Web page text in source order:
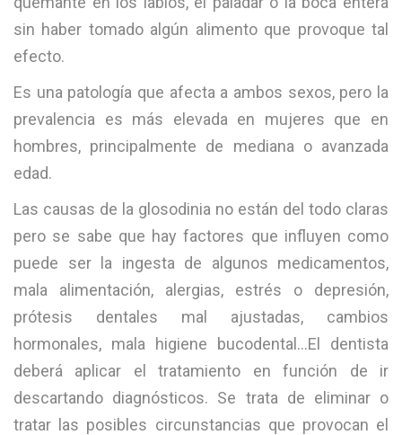
sin haber tomado algún alimento que provoque tal
efecto.
Es una patología que afecta a ambos sexos, pero la
prevalencia es más elevada en mujeres que en
hombres, principalmente de mediana o avanzada
edad.
Las causas de la glosodinia no están del todo claras
pero se sabe que hay factores que influyen como
puede ser la ingesta de algunos medicamentos,
mala alimentación, alergias, estrés o depresión,
prótesis dentales mal ajustadas, cambios
hormonales, mala higiene bucodental…El dentista
deberá aplicar el tratamiento en función de ir
descartando diagnósticos. Se trata de eliminar o
tratar las posibles circunstancias que provocan el